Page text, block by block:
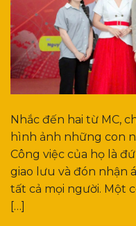
Nhắc đến hai từ MC,
hình ảnh những con
Công việc của họ là
giao lưu và đón nhận
tất cả mọi người. Một
[…]